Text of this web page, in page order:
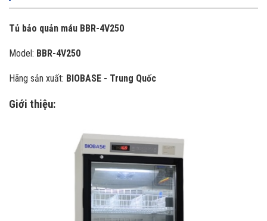
Tủ bảo quản máu BBR-4V250
Model: BBR-4V250
Hãng sản xuất: BIOBASE - Trung Quốc
Giới thiệu: